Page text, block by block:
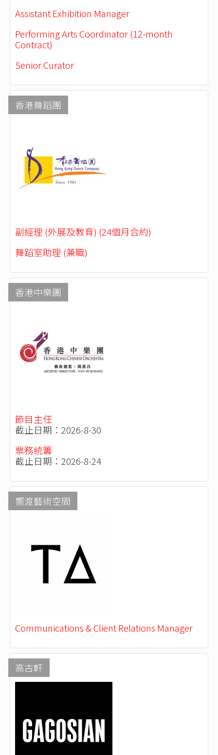
Assistant Exhibition Manager
Performing Arts Coordinator (12-month
Contract)
Senior Curator
香港舞蹈團
副經理 (外展及教育) (24個月合約)
舞蹈室助理 (兼職)
香港中樂團
節目主任
截止日期：2026-8-30
票務統籌
截止日期：2026-8-24
嚮渡藝術空間
Communications & Client Relations Manager
高古軒